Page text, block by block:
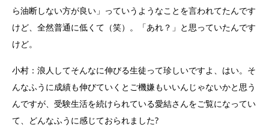
ら油断しない方が良い」っていうようなことを言われてたんです
けど、全然普通に低くて（笑）。「あれ？」と思っていたんです
けど。
小村：浪人してそんなに伸びる生徒って珍しいですよ、はい。そ
んなふうに成績も伸びていくとご機嫌もいいんじゃないかと思う
んですが、受験生活を続けられている愛結さんをご覧になってい
て、どんなふうに感じておられました?